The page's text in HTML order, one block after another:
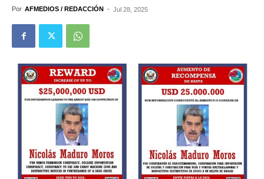
Por AFMEDIOS / REDACCIÓN - Jul 28, 2025